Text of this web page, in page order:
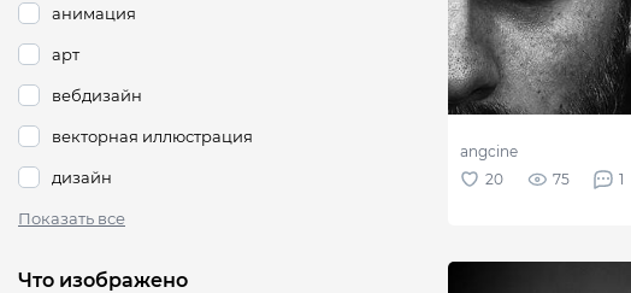
анимация
арт
вебдизайн
векторная иллюстрация
дизайн
Показать все
Что изображено